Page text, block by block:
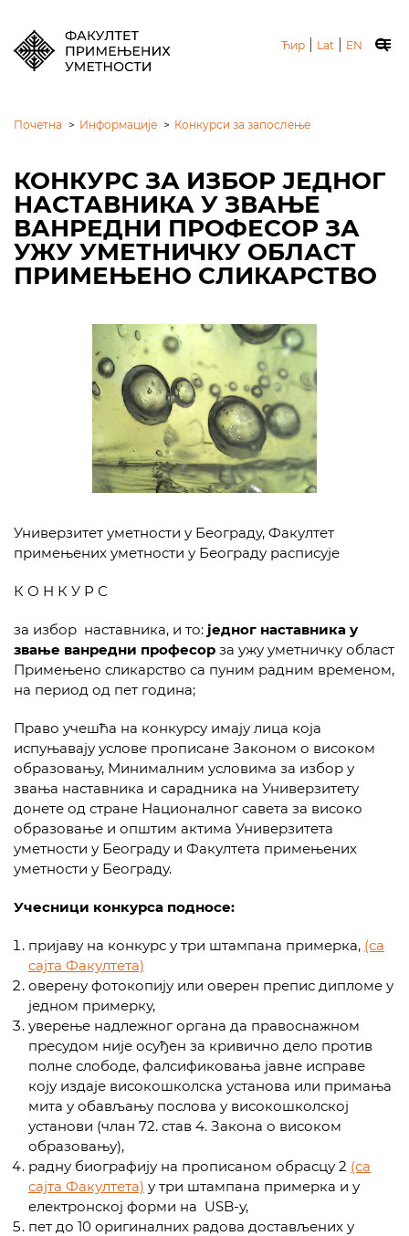
Ћир Lat EN
Почетна > Информације > Конкурси за запослење
КОНКУРС ЗА ИЗБОР ЈЕДНОГ
НАСТАВНИКА У ЗВАЊЕ
ВАНРЕДНИ ПРОФЕСОР ЗА
УЖУ УМЕТНИЧКУ ОБЛАСТ
ПРИМЕЊЕНО СЛИКАРСТВО
Универзитет уметности у Београду, Факултет
примењених уметности у Београду расписује
К О Н К У Р С
за избор наставника, и то: једног наставника у
звање ванредни професор за ужу уметничку област
Примењено сликарство са пуним радним временом,
на период од пет година;
Право учешћа на конкурсу имају лица која
испуњавају услове прописане Законом о високом
образовању, Минималним условима за избор у
звања наставника и сарадника на Универзитету
донете од стране Националног савета за високо
образовање и општим актима Универзитета
уметности у Београду и Факултета примењених
уметности у Београду.
Учесници конкурса подносе:
пријаву на конкурс у три штампана примерка, (са
сајта Факултета)
оверену фотокопију или оверен препис дипломе у
једном примерку,
уверење надлежног органа да правоснажном
пресудом није осуђен за кривично дело против
полне слободе, фалсификовања јавне исправе
коју издаје високошколска установа или примања
мита у обављању послова у високошколској
установи (члан 72. став 4. Закона о високом
образовању),
радну биографију на прописаном обрасцу 2 (са
сајта Факултета) у три штампана примерка и у
електронској форми на USB-у,
пет до 10 оригиналних радова достављених у